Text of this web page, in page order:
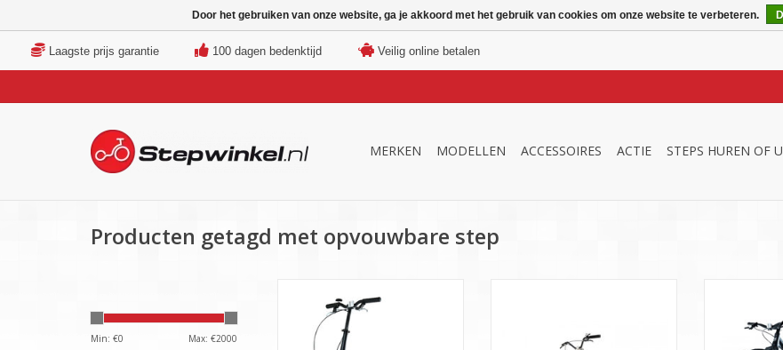
Laagste prijs garantie 100 dagen bedenktijd Veilig online betalen
MERKEN MODELLEN ACCESSOIRES ACTIE STEPS HUREN OF
Producten getagd met opvouwbare step
Min: €0 Max: €2000
inch banden en aluminium frame.
TOEVOEGEN AAN WINKELWAGEN
PEDELEC- systeem zodat je
Door het gebruiken van onze website, ga je akkoord met het gebruik van cookies om onze website te verbeteren.